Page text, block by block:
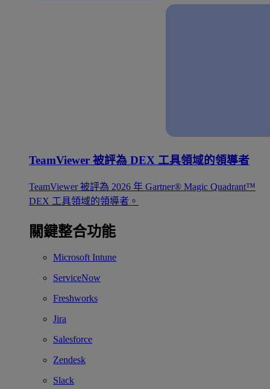
TeamViewer 被評為 DEX 工具領域的領導者
TeamViewer 被評為 2026 年 Gartner® Magic Quadrant™
DEX 工具領域的領導者。
關鍵整合功能
Microsoft Intune
ServiceNow
Freshworks
Jira
Salesforce
Zendesk
Slack